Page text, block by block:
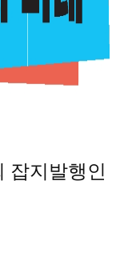
잡지발행인